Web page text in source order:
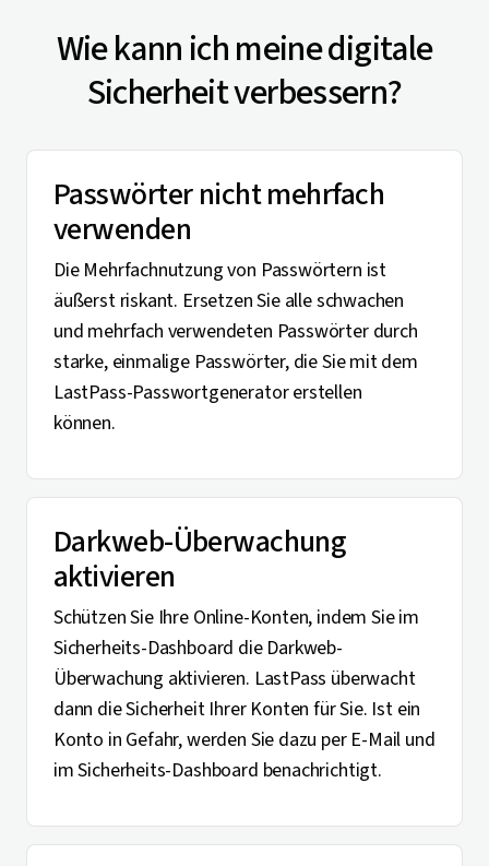
Wie kann ich meine digitale
Sicherheit verbessern?
Passwörter nicht mehrfach
verwenden
Die Mehrfachnutzung von Passwörtern ist
äußerst riskant. Ersetzen Sie alle schwachen
und mehrfach verwendeten Passwörter durch
starke, einmalige Passwörter, die Sie mit dem
LastPass-Passwortgenerator erstellen
können.
Darkweb-Überwachung
aktivieren
Schützen Sie Ihre Online-Konten, indem Sie im
Sicherheits-Dashboard die Darkweb-
Überwachung aktivieren. LastPass überwacht
dann die Sicherheit Ihrer Konten für Sie. Ist ein
Konto in Gefahr, werden Sie dazu per E-Mail und
im Sicherheits-Dashboard benachrichtigt.